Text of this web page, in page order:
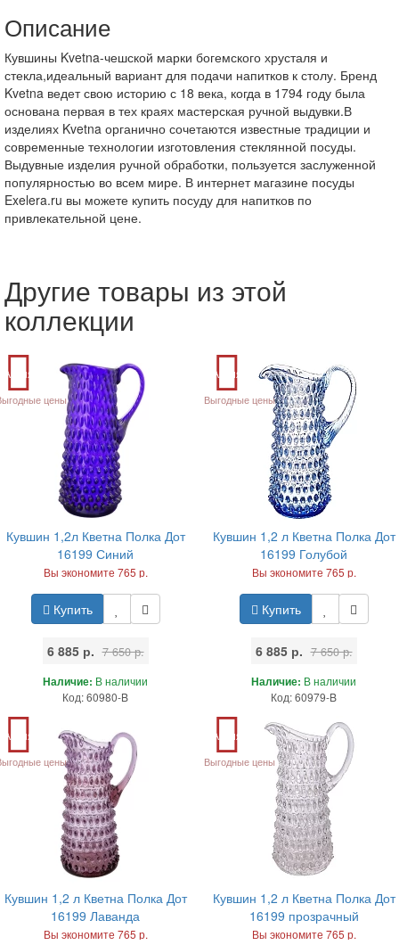
Описание
Кувшины Kvetna-чешской марки богемского хрусталя и
стекла,идеальный вариант для подачи напитков к столу. Бренд
Kvetna ведет свою историю с 18 века, когда в 1794 году была
основана первая в тех краях мастерская ручной выдувки.В
изделиях Kvetna органично сочетаются известные традиции и
современные технологии изготовления стеклянной посуды.
Выдувные изделия ручной обработки, пользуется заслуженной
популярностью во всем мире. В интернет магазине посуды
Exelera.ru вы можете купить посуду для напитков по
привлекательной цене.
Другие товары из этой
коллекции
Акция
цены
Кувшин 1,2л Кветна Полка Дот
16199 Синий
Вы экономите 765 р.
Купить
6 885 р. 7 650 р.
Наличие: В наличии
Код: 60980-B
Акция
Выгодные цены
Кувшин 1,2 л Кветна Полка Дот
16199 Голубой
Вы экономите 765 р.
Купить
6 885 р. 7 650 р.
Наличие: В наличии
Код: 60979-B
Акция
цены
Кувшин 1,2 л Кветна Полка Дот
16199 Лаванда
Вы экономите 765 р.
Акция
Выгодные цены
Кувшин 1,2 л Кветна Полка Дот
16199 прозрачный
Вы экономите 765 р.